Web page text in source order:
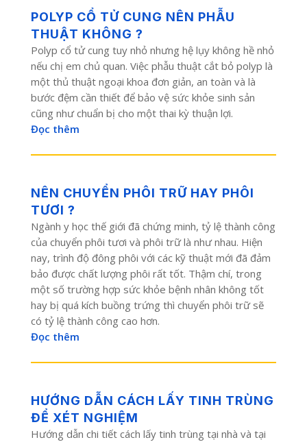
POLYP CỔ TỬ CUNG NÊN PHẪU
THUẬT KHÔNG ?
Polyp cổ tử cung tuy nhỏ nhưng hệ lụy không hề nhỏ
nếu chị em chủ quan. Việc phẫu thuật cắt bỏ polyp là
một thủ thuật ngoại khoa đơn giản, an toàn và là
bước đệm cần thiết để bảo vệ sức khỏe sinh sản
cũng như chuẩn bị cho một thai kỳ thuận lợi.
Đọc thêm
NÊN CHUYỂN PHÔI TRỮ HAY PHÔI
TƯƠI ?
Ngành y học thế giới đã chứng minh, tỷ lệ thành công
của chuyển phôi tươi và phôi trữ là như nhau. Hiện
nay, trình độ đông phôi với các kỹ thuật mới đã đảm
bảo được chất lượng phôi rất tốt. Thậm chí, trong
một số trường hợp sức khỏe bệnh nhân không tốt
hay bị quá kích buồng trứng thì chuyển phôi trữ sẽ
có tỷ lệ thành công cao hơn.
Đọc thêm
HƯỚNG DẪN CÁCH LẤY TINH TRÙNG
ĐỂ XÉT NGHIỆM
Hướng dẫn chi tiết cách lấy tinh trùng tại nhà và tại